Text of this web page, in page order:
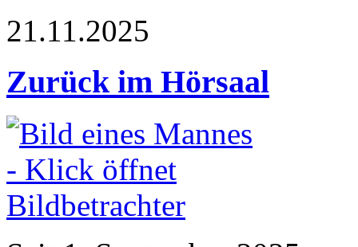
21.11.2025
Zurück im Hörsaal